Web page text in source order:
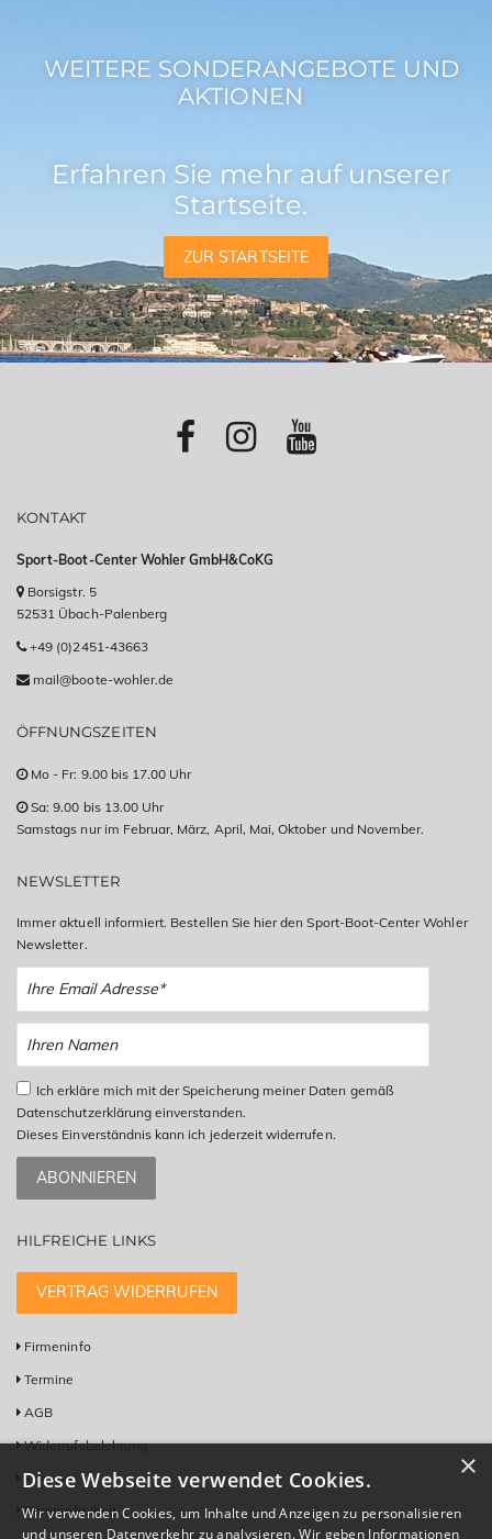
WEITERE SONDERANGEBOTE UND
AKTIONEN
Erfahren Sie mehr auf unserer
Startseite.
ZUR STARTSEITE
KONTAKT
Sport-Boot-Center Wohler GmbH&CoKG
Borsigstr. 5
52531 Übach-Palenberg
+49 (0)2451-43663
mail@boote-wohler.de
ÖFFNUNGSZEITEN
Mo - Fr: 9.00 bis 17.00 Uhr
Sa: 9.00 bis 13.00 Uhr
Samstags nur im Februar, März, April, Mai, Oktober und November.
NEWSLETTER
Immer aktuell informiert. Bestellen Sie hier den Sport-Boot-Center Wohler
Newsletter.
Ich erkläre mich mit der Speicherung meiner Daten gemäß
Datenschutzerklärung einverstanden.
Dieses Einverständnis kann ich jederzeit widerrufen.
ABONNIEREN
HILFREICHE LINKS
VERTRAG WIDERRUFEN
Firmeninfo
Termine
AGB
Widerrufsbelehrung
Kontakt
Barrierefreiheit
×
Diese Webseite verwendet Cookies.
Wir verwenden Cookies, um Inhalte und Anzeigen zu personalisieren
und unseren Datenverkehr zu analysieren. Wir geben Informationen